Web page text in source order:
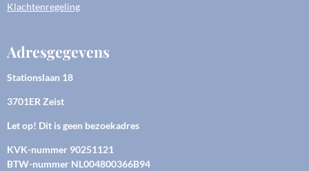
Klachtenregeling
Adresgegevens
Stationslaan 18
3701ER Zeist
Let op! Dit is geen bezoekadres
KVK-nummer 90251121
BTW-nummer NL004800366B94